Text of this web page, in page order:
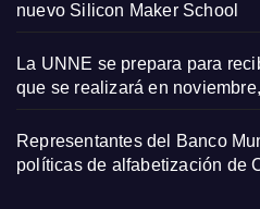
nuevo Silicon Maker School
La UNNE se prepara para
que se realizará en
Representantes del Banco
políticas de alfabetización de